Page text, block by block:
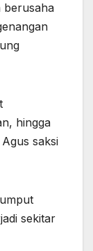
berusaha
hingga
saksi
sekitar